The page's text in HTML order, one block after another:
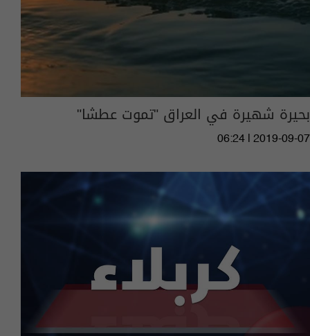
بحيرة شهيرة في العراق "تموت عطشا"
06:24 | 2019-09-07